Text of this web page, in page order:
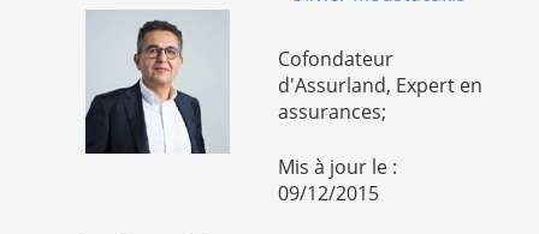
Cofondateur
d'Assurland, Expert en
assurances;
Mis à jour le :
09/12/2015